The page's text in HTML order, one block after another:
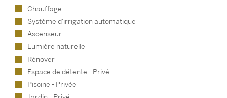
Chauffage
Système d'irrigation automatique
Ascenseur
Lumière naturelle
Rénover
Espace de détente - Privé
Piscine - Privée